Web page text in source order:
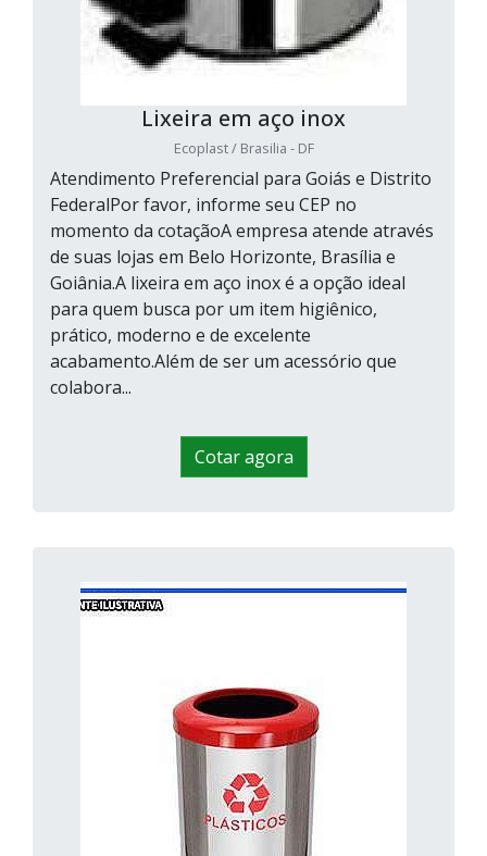
Lixeira em aço inox
Ecoplast / Brasilia - DF
Atendimento Preferencial para Goiás e Distrito
FederalPor favor, informe seu CEP no
momento da cotaçãoA empresa atende através
de suas lojas em Belo Horizonte, Brasília e
Goiânia.A lixeira em aço inox é a opção ideal
para quem busca por um item higiênico,
prático, moderno e de excelente
acabamento.Além de ser um acessório que
colabora...
Cotar agora